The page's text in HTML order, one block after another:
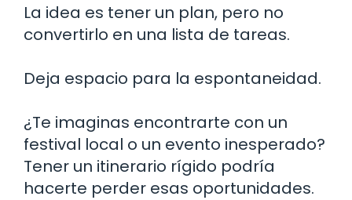
La idea es tener un plan, pero no
convertirlo en una lista de tareas.
Deja espacio para la espontaneidad.
¿Te imaginas encontrarte con un
festival local o un evento inesperado?
Tener un itinerario rígido podría
hacerte perder esas oportunidades.